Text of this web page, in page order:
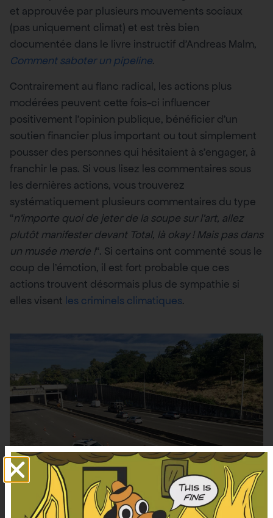
et approuvée par plusieurs mouvements sociaux
(pas uniquement climat) et est très bien
documentée dans le livre instructif d’Andreas Malm,
Comment saboter un pipeline.
Contrairement au flanc radical, les actions plus
modérées peuvent cette fois-ci influencer
positivement l’opinion publique, bénéficier d’un
soutien financier plus important ou tout simplement
pousser des personnes qui hésitaient à s’engager, à
franchir le pas. Si vous lisez les commentaires sous
les dernières actions, vous trouverez
systématiquement plusieurs commentaires du type
“n’importe quoi de jeter de la soupe sur l’art, allez
plutôt manifester devant Total, là okay ! Mais pas dans
un musée merde !“. Si certains ont commenté sous le
coup de l’émotion, il est fort probable que ces
actions trouvent désormais plus de sympathie si
elles visent les criminels climatiques.